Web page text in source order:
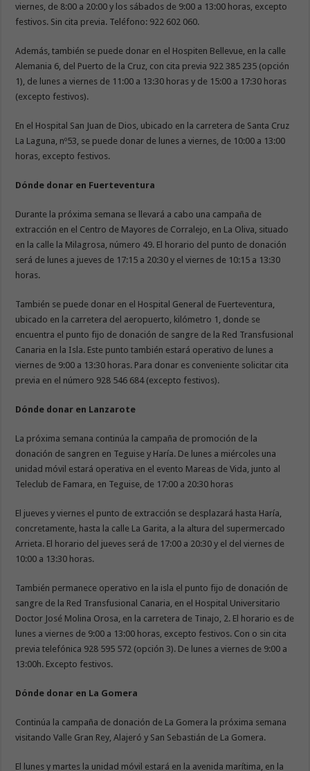
viernes, de 8:00 a 20:00 y los sábados de 9:00 a 13:00 horas, excepto
festivos. Sin cita previa. Teléfono: 922 602 060.
Además, también se puede donar en el Hospiten Bellevue, en la calle
Alemania 6, del Puerto de la Cruz, con cita previa 922 385 235 (opción
1), de lunes a viernes de 11:00 a 13:30 horas y de 15:00 a 17:30 horas
(excepto festivos).
En el Hospital San Juan de Dios, ubicado en la carretera de Santa Cruz
La Laguna, nº53, se puede donar de lunes a viernes, de 10:00 a 13:00
horas, excepto festivos.
Dónde donar en Fuerteventura
Durante la próxima semana se llevará a cabo una campaña de
extracción en el Centro de Mayores de Corralejo, en La Oliva, situado
en la calle la Milagrosa, número 49. El horario del punto de donación
será de lunes a jueves de 17:15 a 20:30 y el viernes de 10:15 a 13:30
horas.
También se puede donar en el Hospital General de Fuerteventura,
ubicado en la carretera del aeropuerto, kilómetro 1, donde se
encuentra el punto fijo de donación de sangre de la Red Transfusional
Canaria en la Isla. Este punto también estará operativo de lunes a
viernes de 9:00 a 13:30 horas. Para donar es conveniente solicitar cita
previa en el número 928 546 684 (excepto festivos).
Dónde donar en Lanzarote
La próxima semana continúa la campaña de promoción de la
donación de sangren en Teguise y Haría. De lunes a miércoles una
unidad móvil estará operativa en el evento Mareas de Vida, junto al
Teleclub de Famara, en Teguise, de 17:00 a 20:30 horas
El jueves y viernes el punto de extracción se desplazará hasta Haría,
concretamente, hasta la calle La Garita, a la altura del supermercado
Arrieta. El horario del jueves será de 17:00 a 20:30 y el del viernes de
10:00 a 13:30 horas.
También permanece operativo en la isla el punto fijo de donación de
sangre de la Red Transfusional Canaria, en el Hospital Universitario
Doctor José Molina Orosa, en la carretera de Tinajo, 2. El horario es de
lunes a viernes de 9:00 a 13:00 horas, excepto festivos. Con o sin cita
previa telefónica 928 595 572 (opción 3). De lunes a viernes de 9:00 a
13:00h. Excepto festivos.
Dónde donar en La Gomera
Continúa la campaña de donación de La Gomera la próxima semana
visitando Valle Gran Rey, Alajeró y San Sebastián de La Gomera.
El lunes y martes la unidad móvil estará en la avenida marítima, en la